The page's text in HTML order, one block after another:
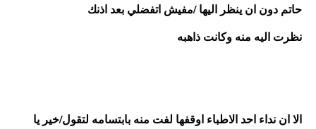
حاتم دون ان ينظر اليها /مفيش اتفضلي بعد اذنك
نظرت اليه منه وكانت ذاهبه